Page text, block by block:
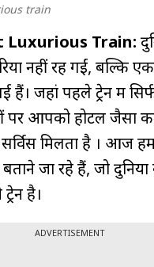
train
Luxurious Train:
नहीं रह गईं, बल्कि
हैं। जहां पहले ट्रेन में
पर आपको होटल जैसा
मिलता है । आज
बताने जा रहे हैं, जो
है।
ADVERTISEMENT